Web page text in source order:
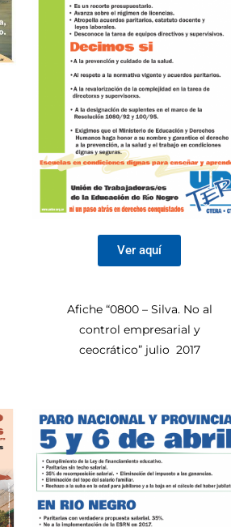
Ver aquí
Afiche “0800 – Silva. No al
control empresarial y
ceocrático” julio 2017